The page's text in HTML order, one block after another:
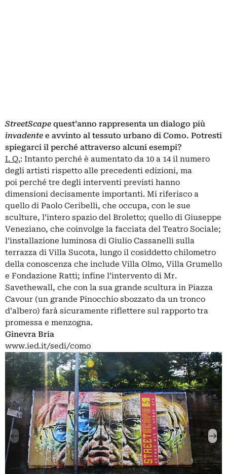
StreetScape quest’anno rappresenta un dialogo più
invadente e avvinto al tessuto urbano di Como. Potresti
spiegarci il perché attraverso alcuni esempi?
I. Q.: Intanto perché è aumentato da 10 a 14 il numero
degli artisti rispetto alle precedenti edizioni, ma
poi perché tre degli interventi previsti hanno
dimensioni decisamente importanti. Mi riferisco a
quello di Paolo Ceribelli, che occupa, con le sue
sculture, l’intero spazio del Broletto; quello di Giuseppe
Veneziano, che coinvolge la facciata del Teatro Sociale;
l’installazione luminosa di Giulio Cassanelli sulla
terrazza di Villa Sucota, lungo il cosiddetto chilometro
della conoscenza che include Villa Olmo, Villa Grumello
e Fondazione Ratti; infine l’intervento di Mr.
Savethewall, che con la sua grande scultura in Piazza
Cavour (un grande Pinocchio sbozzato da un tronco
d’albero) farà sicuramente riflettere sul rapporto tra
promessa e menzogna.
Ginevra Bria
www.ied.it/sedi/como